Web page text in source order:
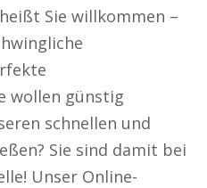
Sie willkommen –
wollen günstig
schnellen und
Sie sind damit bei
Unser Online-